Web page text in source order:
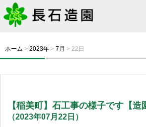
ホーム > 2023年 > 7月 > 22日
【稲美町】石工事の様子です【造
（2023年07月22日）